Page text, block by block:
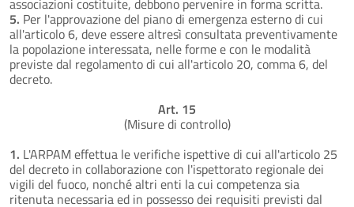
5. Per l'approvazione del piano di emergenza esterno di cui
all'articolo 6, deve essere altresì consultata preventivamente
la popolazione interessata, nelle forme e con le modalità
previste dal regolamento di cui all'articolo 20, comma 6, del
decreto.
Art. 15
(Misure di controllo)
1. L'ARPAM effettua le verifiche ispettive di cui all'articolo 25
del decreto in collaborazione con l'ispettorato regionale dei
vigili del fuoco, nonché altri enti la cui competenza sia
ritenuta necessaria ed in possesso dei requisiti previsti dal